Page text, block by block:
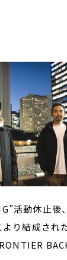
活動休止後
り結成され